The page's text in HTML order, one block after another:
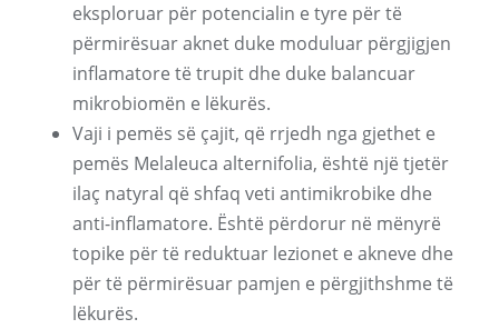
eksploruar për potencialin e tyre për të
përmirësuar aknet duke moduluar përgjigjen
inflamatore të trupit dhe duke balancuar
mikrobiomën e lëkurës.
Vaji i pemës së çajit, që rrjedh nga gjethet e
pemës Melaleuca alternifolia, është një tjetër
ilaç natyral që shfaq veti antimikrobike dhe
anti-inflamatore. Është përdorur në mënyrë
topike për të reduktuar lezionet e akneve dhe
për të përmirësuar pamjen e përgjithshme të
lëkurës.